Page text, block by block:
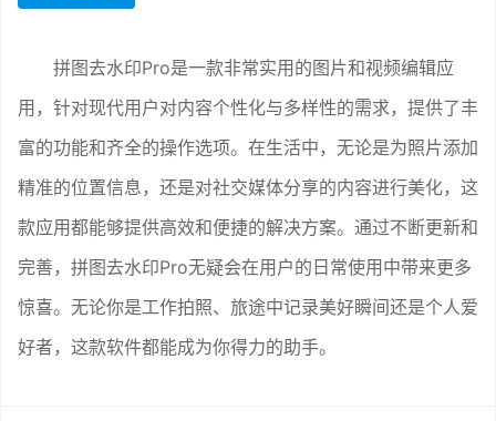
拼图去水印Pro是一款非常实用的图片和视频编辑应
用，针对现代用户对内容个性化与多样性的需求，提供了丰
富的功能和齐全的操作选项。在生活中，无论是为照片添加
精准的位置信息，还是对社交媒体分享的内容进行美化，这
款应用都能够提供高效和便捷的解决方案。通过不断更新和
完善，拼图去水印Pro无疑会在用户的日常使用中带来更多
惊喜。无论你是工作拍照、旅途中记录美好瞬间还是个人爱
好者，这款软件都能成为你得力的助手。